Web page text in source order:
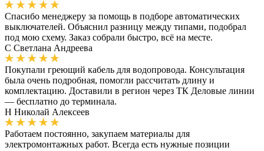
Спасибо менеджеру за помощь в подборе автоматических
выключателей. Объяснил разницу между типами, подобрал
под мою схему. Заказ собрали быстро, всё на месте.
С Светлана Андреева
Покупали греющий кабель для водопровода. Консультация
была очень подробная, помогли рассчитать длину и
комплектацию. Доставили в регион через ТК Деловые линии
— бесплатно до терминала.
Н Николай Алексеев
Работаем постоянно, закупаем материалы для
электромонтажных работ. Всегда есть нужные позиции